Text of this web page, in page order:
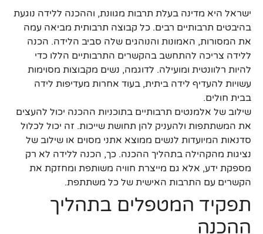
ישראל היא מדינה בעלת תרבות מגוונת, וההכנה ללידה נוגעת
בהיבטים תרבותיים רבים. כל קבוצה תרבותית מביאה עמה
את המסורות, האמונות והנוהגים שלה סביב הלידה. הכנה
ללידה צריכה להתחשב בהקשרים התרבותיים הללו כדי
להיות רלוונטית ומועילה. לדוגמה, נשים מקבוצות מסוימות
עשויות להעדיף לידה ביתית, בעוד אחרות מעדיפות לידה
בבית חולים.
שילוב של אלמנטים תרבותיים בתוכניות ההכנה יכול להעצים
את המשתתפות ולהעניק להן תחושת שייכות. זה יכול לכלול
סדנאות המיועדות לנשים ממוצא אתני מסוים או שילוב של
נציגות מהקהילה בתהליך ההכנה. כך, הכנה ללידה לא רק
מספקת ידע, אלא גם מייצרת חוויה משותפת ומחזקת את
הקשרים עם התרבות האישית של כל משתתפת.
תפקיד המטפלים בתהליך
ההכנה